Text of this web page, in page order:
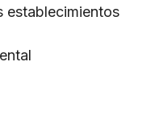
establecimientos